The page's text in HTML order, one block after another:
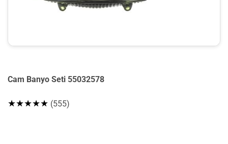
Cam Banyo Seti 55032578
★★★★★ (555)